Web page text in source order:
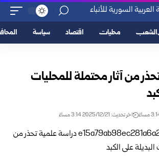
محليات اقتصاد سياسة
من آثار محتملة للمحليات
اخر تحديث: 2025/12/21 3:14 مساءً